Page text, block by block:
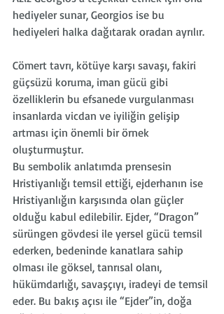
hediyeler sunar, Georgios ise bu
hediyeleri halka dağıtarak oradan ayrılır.
Cömert tavrı, kötüye karşı savaşı, fakiri
güçsüzü koruma, iman gücü gibi
özelliklerin bu efsanede vurgulanması
insanlarda vicdan ve iyiliğin gelişip
artması için önemli bir örnek
oluşturmuştur.
Bu sembolik anlatımda prensesin
Hristiyanlığı temsil ettiği, ejderhanın ise
Hristiyanlığın karşısında olan güçler
olduğu kabul edilebilir. Ejder, “Dragon”
sürüngen gövdesi ile yersel gücü temsil
ederken, bedeninde kanatlara sahip
olması ile göksel, tanrısal olanı,
hükümdarlığı, savaşçıyı, iradeyi de temsil
eder. Bu bakış açısı ile “Ejder”in, doğa